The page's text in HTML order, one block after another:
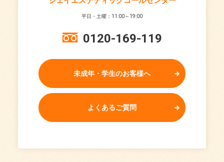
平日・土曜：11:00～19:00
0120-169-119
未成年・学生のお客様へ
よくあるご質問